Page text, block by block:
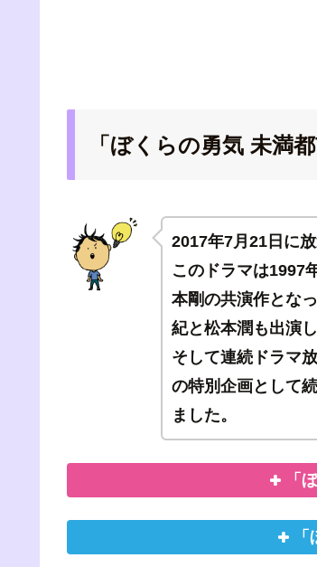
「ぼくらの勇気 未満
2017年7月21日に
このドラマは1997
本剛の共演作とな
紀と松本潤も出演
そして連続ドラマ
の特別企画として
ました。
「